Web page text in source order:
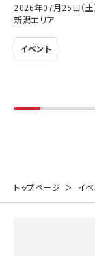
2026年07月25日（土
新潟エリア
イベント
トップページ イ